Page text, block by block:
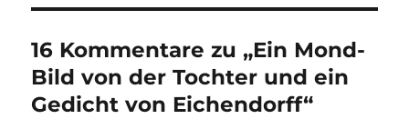
16 Kommentare zu „Ein Mond-
Bild von der Tochter und ein
Gedicht von Eichendorff“